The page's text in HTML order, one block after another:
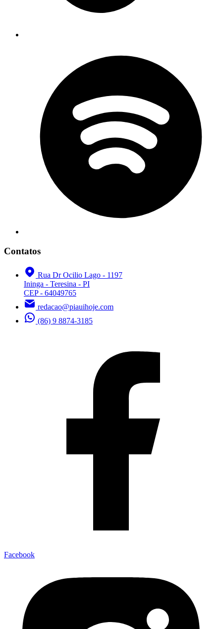
Contatos
Rua Dr Ocilio Lago - 1197
Ininga - Teresina - PI
CEP - 64049765
redacao@piauihoje.com
(86) 9 8874-3185
Facebook